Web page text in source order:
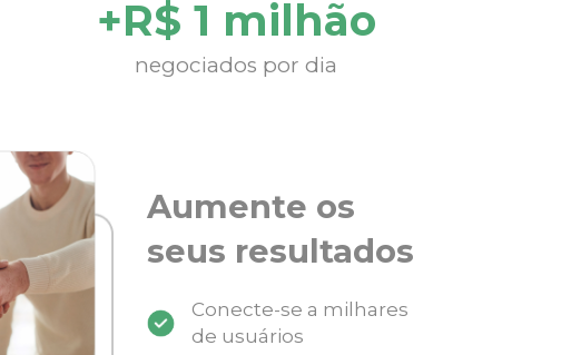
+R$ 1 milhão
negociados por dia
Aumente os
seus resultados
Conecte-se a milhares
de usuários